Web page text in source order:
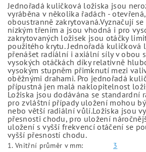
Jednořadá kuličková ložiska jsou
vyráběna v několika řadách -
oboustranně zakrytovaná.Vyznačují
nízkým třením a jsou vhodná i pro
zakrytovaných ložisek jsou otáčky
použitého krytu. Jednořadá kuličková
přenášet radiální i axiální síly v obou
vysokých otáčkách díky relativně
vysokým stupněm přimknutí mezi
oběžnými drahami. Pro jednořadá
přípustná jen malá naklopitelnost
Ložiska jsou dodávána se standardní
pro zvláštní případy uložení mohou
nebo větší radiální vůlí.Ložiska jsou
přesnosti chodu, pro uložení
uložení s vyšší frekvencí otáčení se
vyšší přesností chodu.
1. Vnitřní průměr v mm:
3